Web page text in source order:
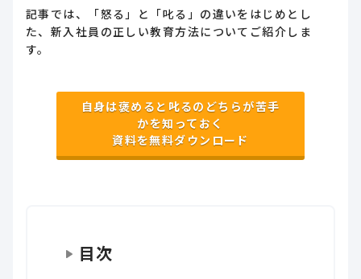
記事では、「怒る」と「叱る」の違いをはじめとし
た、新入社員の正しい教育方法についてご紹介しま
す。
自身は褒めると叱るのどちらが苦手
かを知っておく
資料を無料ダウンロード
目次